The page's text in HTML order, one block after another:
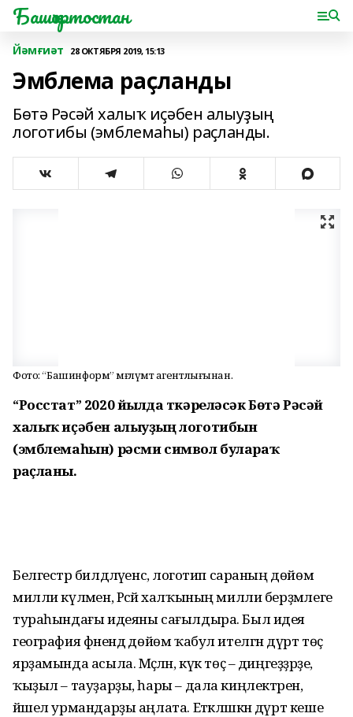
Башҡортостан
Йәмғиәт 28 ОКТЯБРЯ 2019, 15:13
Эмблема раҫланды
Бөтә Рәсәй халыҡ иҫәбен алыуҙың
логотибы (эмблемаһы) раҫланды.
Фото: “Башинформ” мәғлүмәт агентлығынан.
“Росстат” 2020 йылда үткәреләсәк Бөтә Рәсәй
халыҡ иҫәбен алыуҙың логотибын
(эмблемаһын) рәсми символ булараҡ
раҫланы.
Белгестәр билдәләүенсә, логотип сараның дөйөм
милли күләмен, Рәсәй халҡының милли берҙәмлеге
тураһындағы идеяны сағылдыра. Был идея
география фәнендә дөйөм ҡабул ителгән дүрт төҫ
ярҙамында асыла. Мәҫәлән, күк төҫ – диңгеҙҙәрҙе,
ҡыҙыл – тауҙарҙы, һары – дала киңлектәрен,
йәшел урмандарҙы аңлата. Етәкләшкән дүрт кеше